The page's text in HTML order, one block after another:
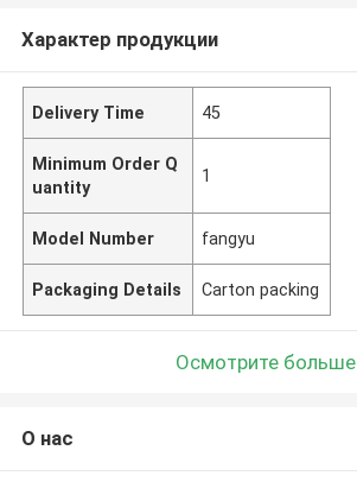
Характер продукции
Delivery Time 45
Minimum Order Q
uantity
1
Model Number fangyu
Packaging Details Carton packing
Осмотрите больше
О нас